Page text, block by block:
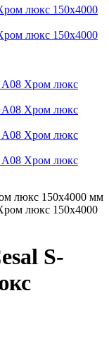
люкс 150х4000 мм
S-